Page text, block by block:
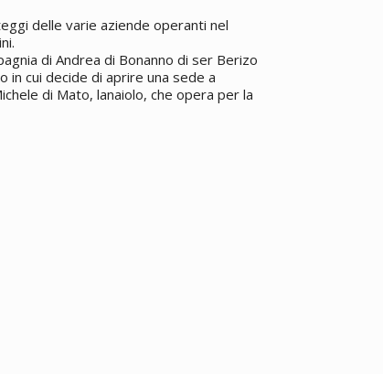
delle varie aziende operanti nel
di Andrea di Bonanno di ser Berizo
in cui decide di aprire una sede a
di Mato, lanaiolo, che opera per la